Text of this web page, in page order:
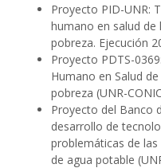
Proyecto PID-UNR:
humano en salud de
pobreza. Ejecución
Proyecto PDTS-
Humano en Salud
pobreza (UNR-
Proyecto del Banco
desarrollo de
problemáticas de
de agua potable